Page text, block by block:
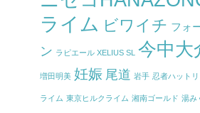
ライム ビワイチ フォ
ン ラピエール XELIUS SL 今中大
増田明美 妊娠 尾道 岩手 忍者ハット
ライム 東京ヒルクライム 湘南ゴールド 湯み